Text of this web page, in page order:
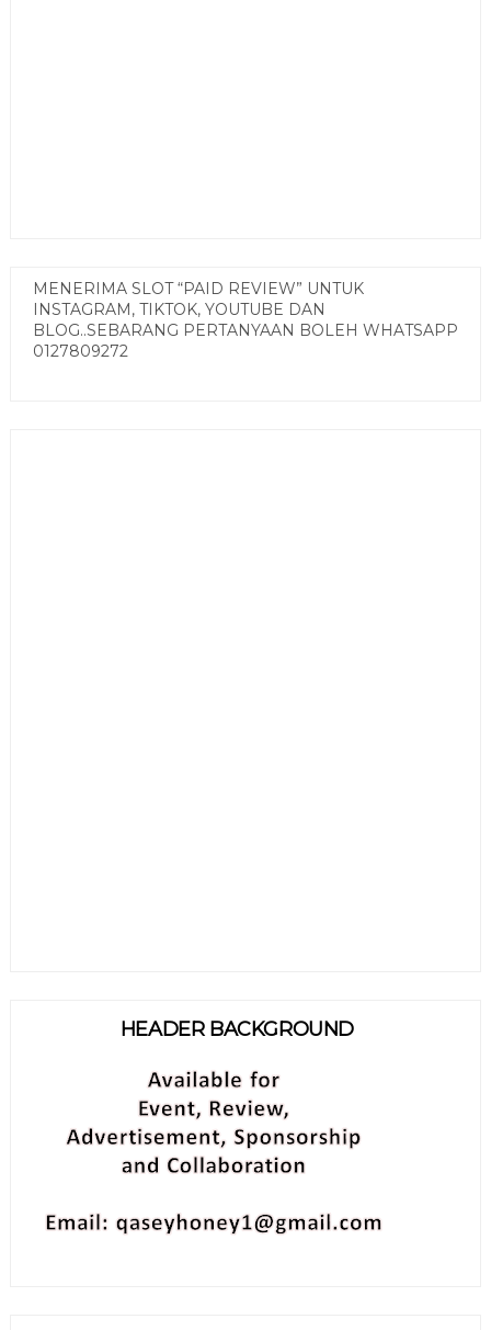
MENERIMA SLOT “PAID REVIEW” UNTUK
INSTAGRAM, TIKTOK, YOUTUBE DAN
BLOG..SEBARANG PERTANYAAN BOLEH WHATSAPP
0127809272
HEADER BACKGROUND